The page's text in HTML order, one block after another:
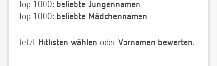
Top 1000: beliebte Jungennamen
Top 1000: beliebte Mädchennamen
Jetzt Hitlisten wählen oder Vornamen bewerten.